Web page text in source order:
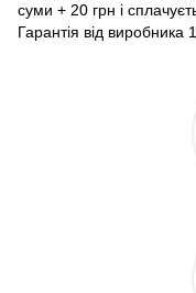
суми + 20 грн і
Гарантія від виробника